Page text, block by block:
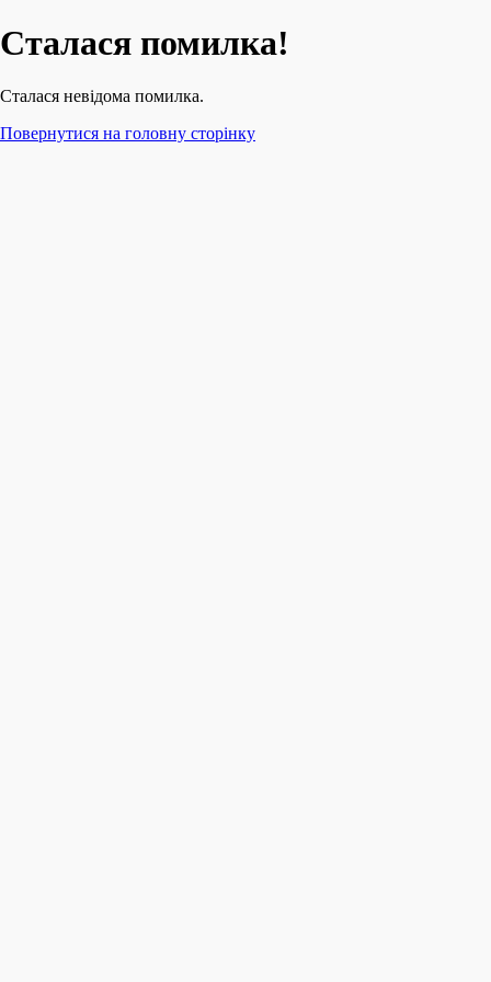
Сталася помилка!
Сталася невідома помилка.
Повернутися на головну сторінку